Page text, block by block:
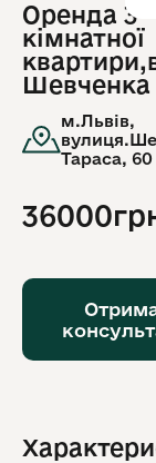
Оренда 3
кімнатної
Шевченка
м.Львів,
Тараса, 60